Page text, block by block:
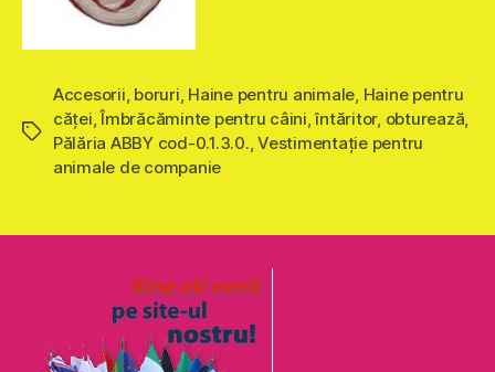
Etichete
Accesorii boruri Haine pentru animale Haine pentru
căţei ,Îmbrăcăminte pentru câini ,întăritor, obturează
Pălăria ABBY cod-0.1.3.0. ,Vestimentație pentru
animale de companie